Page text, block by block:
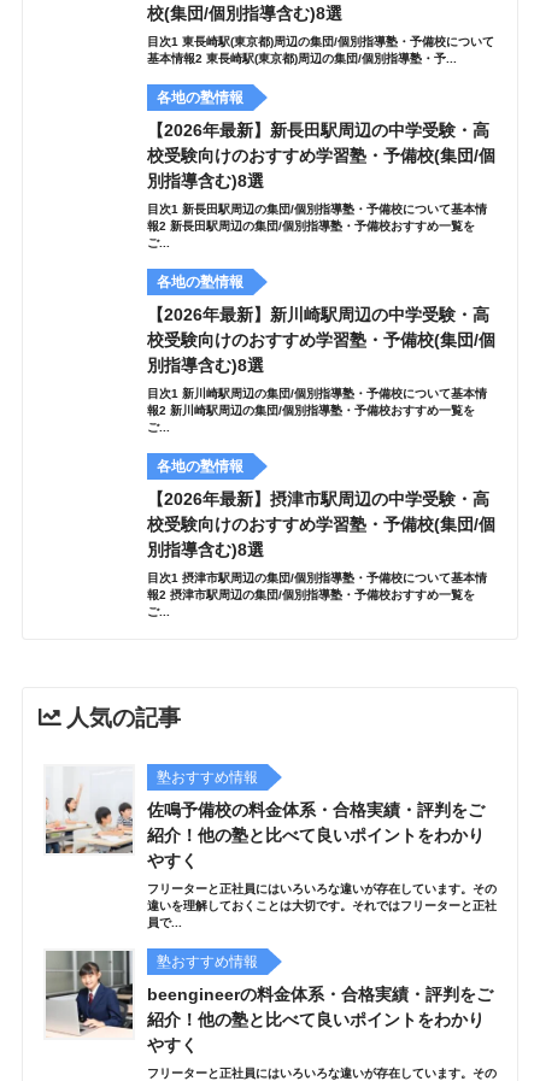
校(集団/個別指導含む)8選
目次1 東長崎駅(東京都)周辺の集団/個別指導塾・予備校について
基本情報2 東長崎駅(東京都)周辺の集団/個別指導塾・予...
各地の塾情報
【2026年最新】新長田駅周辺の中学受験・高
校受験向けのおすすめ学習塾・予備校(集団/個
別指導含む)8選
目次1 新長田駅周辺の集団/個別指導塾・予備校について基本情
報2 新長田駅周辺の集団/個別指導塾・予備校おすすめ一覧を
ご...
各地の塾情報
【2026年最新】新川崎駅周辺の中学受験・高
校受験向けのおすすめ学習塾・予備校(集団/個
別指導含む)8選
目次1 新川崎駅周辺の集団/個別指導塾・予備校について基本情
報2 新川崎駅周辺の集団/個別指導塾・予備校おすすめ一覧を
ご...
各地の塾情報
【2026年最新】摂津市駅周辺の中学受験・高
校受験向けのおすすめ学習塾・予備校(集団/個
別指導含む)8選
目次1 摂津市駅周辺の集団/個別指導塾・予備校について基本情
報2 摂津市駅周辺の集団/個別指導塾・予備校おすすめ一覧を
ご...
人気の記事
塾おすすめ情報
佐鳴予備校の料金体系・合格実績・評判をご
紹介！他の塾と比べて良いポイントをわかり
やすく
フリーターと正社員にはいろいろな違いが存在しています。その
違いを理解しておくことは大切です。それではフリーターと正社
員で...
塾おすすめ情報
beengineerの料金体系・合格実績・評判をご
紹介！他の塾と比べて良いポイントをわかり
やすく
フリーターと正社員にはいろいろな違いが存在しています。その